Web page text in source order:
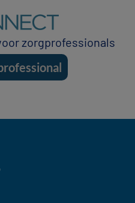
zorgprofessionals